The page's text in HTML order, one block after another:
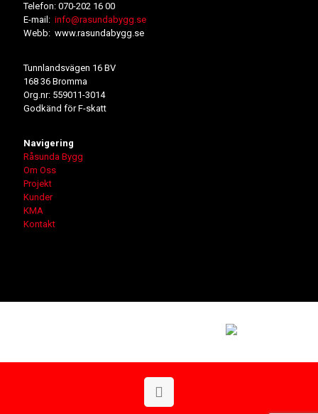
Telefon: 070-202 16 00
E-mail: info@rasundabygg.se
Webb: www.rasundabygg.se
Tunnlandsvägen 16 BV
168 36 Bromma
Org.nr: 559011-3014
Godkänd för F-skatt
Navigering
Råsunda Bygg
Om Oss
Projekt
Kunder
KMA
Kontakt